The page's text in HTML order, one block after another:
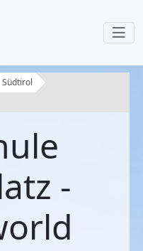
Südtirol
-